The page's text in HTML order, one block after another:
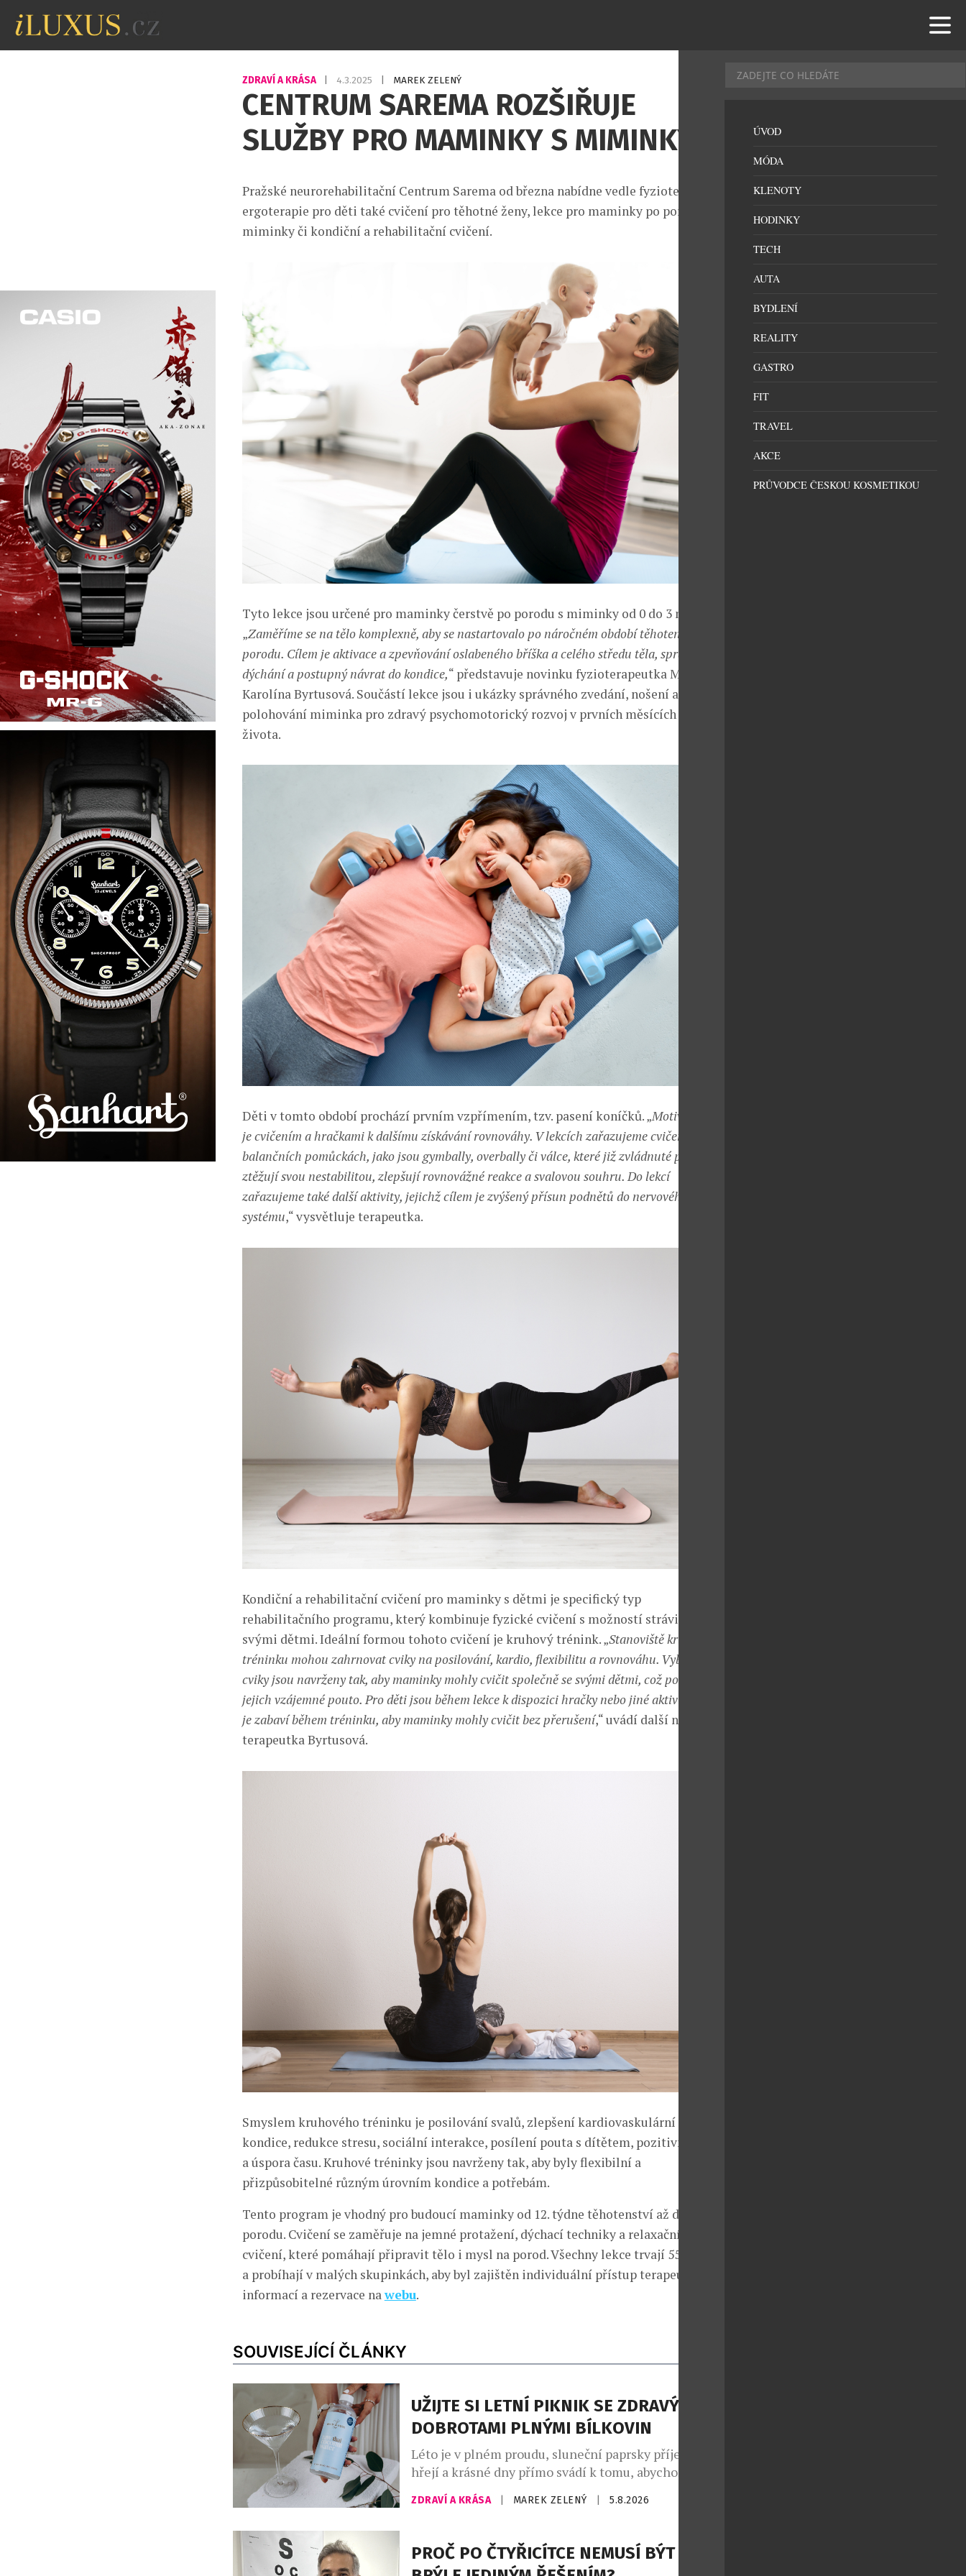
ZDRAVÍ A KRÁSA 4.3.2025 MAREK ZELENÝ
CENTRUM SAREMA ROZŠIŘUJE
SLUŽBY PRO MAMINKY S MIMINKY
Pražské neurorehabilitační Centrum Sarema od března nabídne vedle fyzioterapie a
ergoterapie pro děti také cvičení pro těhotné ženy, lekce pro maminky po porodu s
miminky či kondiční a rehabilitační cvičení.
Tyto lekce jsou určené pro maminky čerstvě po porodu s miminky od 0 do 3 měsíců.
„Zaměříme se na tělo komplexně, aby se nastartovalo po náročném období těhotenství a
porodu. Cílem je aktivace a zpevňování oslabeného bříška a celého středu těla, správné
dýchání a postupný návrat do kondice,“ představuje novinku fyzioterapeutka Mgr.
Karolína Byrtusová. Součástí lekce jsou i ukázky správného zvedání, nošení a
polohování miminka pro zdravý psychomotorický rozvoj v prvních měsících jejich
života.
Děti v tomto období prochází prvním vzpřímením, tzv. pasení koníčků. „Motivujeme
je cvičením a hračkami k dalšímu získávání rovnováhy. V lekcích zařazujeme cvičení na
balančních pomůckách, jako jsou gymbally, overbally či válce, které již zvládnuté polohy
ztěžují svou nestabilitou, zlepšují rovnovážné reakce a svalovou souhru. Do lekcí
zařazujeme také další aktivity, jejichž cílem je zvýšený přísun podnětů do nervového
systému,“ vysvětluje terapeutka.
Kondiční a rehabilitační cvičení pro maminky s dětmi je specifický typ
rehabilitačního programu, který kombinuje fyzické cvičení s možností strávit čas se
svými dětmi. Ideální formou tohoto cvičení je kruhový trénink. „Stanoviště kruhového
tréninku mohou zahrnovat cviky na posilování, kardio, flexibilitu a rovnováhu. Vybrané
cviky jsou navrženy tak, aby maminky mohly cvičit společně se svými dětmi, což podporuje
jejich vzájemné pouto. Pro děti jsou během lekce k dispozici hračky nebo jiné aktivity, které
je zabaví během tréninku, aby maminky mohly cvičit bez přerušení,“ uvádí další novinku
terapeutka Byrtusová.
Smyslem kruhového tréninku je posilování svalů, zlepšení kardiovaskulární
kondice, redukce stresu, sociální interakce, posílení pouta s dítětem, pozitivní vzor
a úspora času. Kruhové tréninky jsou navrženy tak, aby byly flexibilní a
přizpůsobitelné různým úrovním kondice a potřebám.
Tento program je vhodný pro budoucí maminky od 12. týdne těhotenství až do
porodu. Cvičení se zaměřuje na jemné protažení, dýchací techniky a relaxační
cvičení, které pomáhají připravit tělo i mysl na porod. Všechny lekce trvají 55 minut
a probíhají v malých skupinkách, aby byl zajištěn individuální přístup terapeuta. Více
informací a rezervace nawebu.
SOUVISEJÍCÍ ČLÁNKY
UŽIJTE SI LETNÍ PIKNIK SE ZDRAVÝMI
DOBROTAMI PLNÝMI BÍLKOVIN
Léto je v plném proudu, sluneční paprsky příjemně
hřejí a krásné dny přímo svádí k tomu, abychom
trávili čas venku. A co k pravému létu patří víc než
dokonalý piknik a dobré a zdravé dobroty od českého
inovátorů a milovníků zdravého životního stylu,
Atrey a Kateřina Rae. […]
ZDRAVÍ A KRÁSA MAREK ZELENÝ 5.8.2026
PROČ PO ČTYŘICÍTCE NEMUSÍ BÝT
ÚVOD
MÓDA
KLENOTY
HODINKY
TECH
AUTA
BYDLENÍ
REALITY
GASTRO
FIT
TRAVEL
AKCE
PRŮVODCE ČESKOU KOSMETIKOU